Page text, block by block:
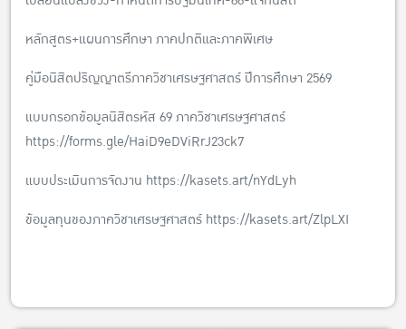
หลักสูตร+แผนการศึกษา ภาคปกติและภาคพิเศษ
คู่มือนิสิตปริญญาตรีภาควิชาเศรษฐศาสตร์ ปีการศึกษา 2569
แบบกรอกข้อมูลนิสิตรหัส 69 ภาควิชาเศรษฐศาสตร์
https://forms.gle/HaiD9eDViRrJ23ck7
แบบประเมินการจัดงาน https://kasets.art/nYdLyh
ข้อมูลทุนของภาควิชาเศรษฐศาสตร์ https://kasets.art/ZlpLXI